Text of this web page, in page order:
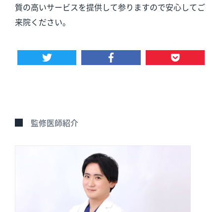
質の高いサービスを提供して参りますので安心してご
来院ください。
監修医師紹介